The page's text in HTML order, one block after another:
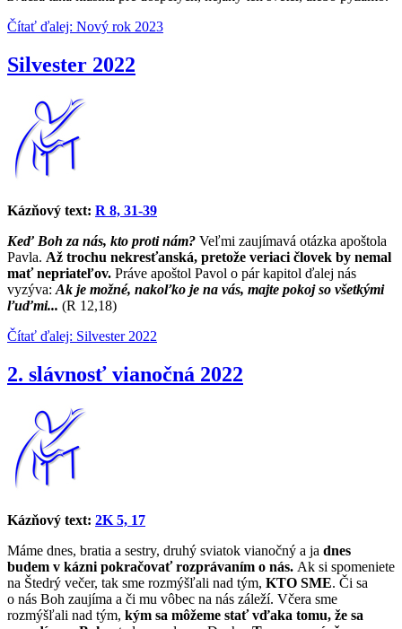
Čítať ďalej: Nový rok 2023
Silvester 2022
Kázňový text: R 8, 31-39
Keď Boh za nás, kto proti nám? Veľmi zaujímavá otázka apoštola
Pavla. Až trochu nekresťanská, pretože veriaci človek by nemal
mať nepriateľov. Práve apoštol Pavol o pár kapitol ďalej nás
vyzýva: Ak je možné, nakoľko je na vás, majte pokoj so všetkými
ľuďmi... (R 12,18)
Čítať ďalej: Silvester 2022
2. slávnosť vianočná 2022
Kázňový text: 2K 5, 17
Máme dnes, bratia a sestry, druhý sviatok vianočný a ja dnes
budem v kázni pokračovať rozprávaním o nás. Ak si spomeniete
na Štedrý večer, tak sme rozmýšľali nad tým, KTO SME. Či sa
o nás Boh zaujíma a či mu vôbec na nás záleží. Včera sme
rozmýšľali nad tým, kým sa môžeme stať vďaka tomu, že sa